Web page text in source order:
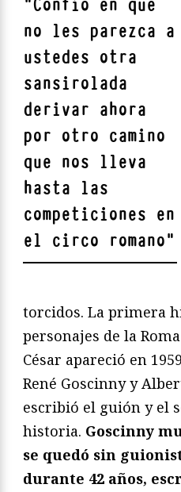
"Confío en que
no les parezca a
ustedes otra
sansirolada
derivar ahora
por otro camino
que nos lleva
hasta las
competiciones en
el circo romano"
torcidos. La primera
personajes de la
César apareció en
René Goscinny y
escribió el guión y el
historia. Goscinny
se quedó sin
durante 42 años,